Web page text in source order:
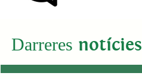
Darreres notícies